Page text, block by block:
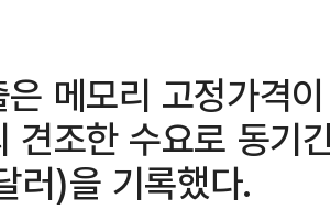
은 메모리 고정가격
견조한 수요로 동
러)을 기록했다.